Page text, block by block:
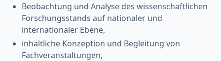
Beobachtung und Analyse des wissenschaftlichen
Forschungsstands auf nationaler und
internationaler Ebene,
inhaltliche Konzeption und Begleitung von
Fachveranstaltungen,